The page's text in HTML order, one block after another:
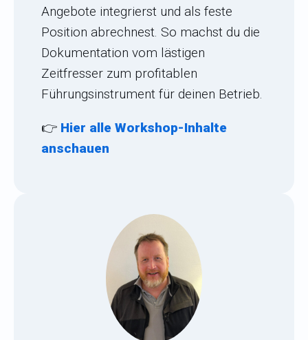
Angebote integrierst und als feste
Position abrechnest. So machst du die
Dokumentation vom lästigen
Zeitfresser zum profitablen
Führungsinstrument für deinen Betrieb.
👉 Hier alle Workshop-Inhalte
anschauen